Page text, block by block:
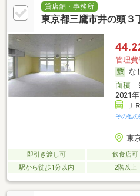
貸店舗・事務所
東京都三鷹市井の頭３
管理費
な
面積
2021
Ｊ
その他の
東
即引き渡し可 飲食店可
駅から徒歩1分以内
2階以上